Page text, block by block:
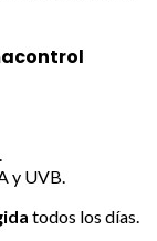
y UVB.
todos los días.